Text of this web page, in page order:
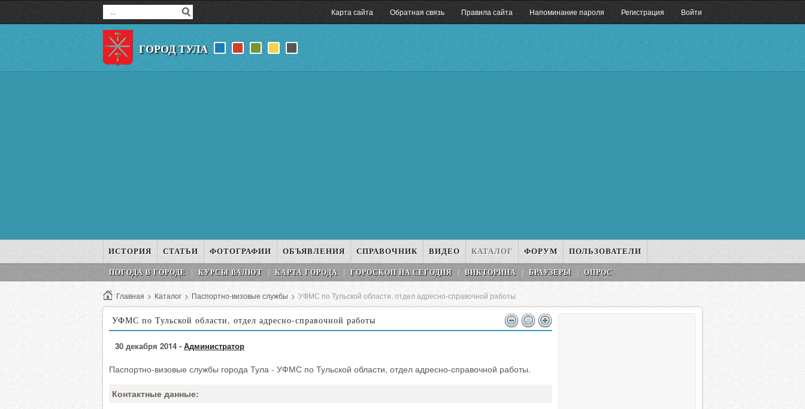
Карта сайта Обратная связь Правила сайта Напоминание пароля Регистрация Войти
ГОРОД ТУЛА
ИСТОРИЯ СТАТЬИ ФОТОГРАФИИ ОБЪЯВЛЕНИЯ СПРАВОЧНИК ВИДЕО КАТАЛОГ ФОРУМ ПОЛЬЗОВАТЕЛИ
ПОГОДА В ГОРОДЕ КУРСЫ ВАЛЮТ КАРТА ГОРОДА ГОРОСКОП НA СEГОДНЯ ВИКТОРИНА БРАУЗЕРЫ ОПРОС
Главная > Каталог > Паспортно-визовые службы > УФМС по Тульской области, отдел адресно-справочной работы
УФМС по Тульской области, отдел адресно-справочной работы
30 декабря 2014 - Администратор
Паспортно-визовые службы города Тула - УФМС по Тульской области, отдел адресно-справочной работы.
Контактные данные: